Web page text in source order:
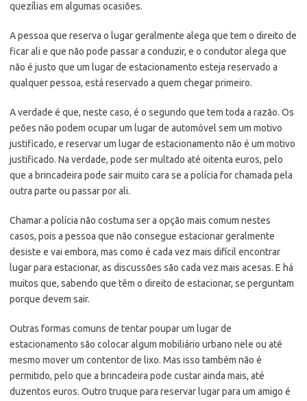
quezílias em algumas ocasiões.
A pessoa que reserva o lugar geralmente alega que tem o direito de
ficar ali e que não pode passar a conduzir, e o condutor alega que
não é justo que um lugar de estacionamento esteja reservado a
qualquer pessoa, está reservado a quem chegar primeiro.
A verdade é que, neste caso, é o segundo que tem toda a razão. Os
peões não podem ocupar um lugar de automóvel sem um motivo
justificado, e reservar um lugar de estacionamento não é um motivo
justificado. Na verdade, pode ser multado até oitenta euros, pelo
que a brincadeira pode sair muito cara se a polícia for chamada pela
outra parte ou passar por ali.
Chamar a polícia não costuma ser a opção mais comum nestes
casos, pois a pessoa que não consegue estacionar geralmente
desiste e vai embora, mas como é cada vez mais difícil encontrar
lugar para estacionar, as discussões são cada vez mais acesas. E há
muitos que, sabendo que têm o direito de estacionar, se perguntam
porque devem sair.
Outras formas comuns de tentar poupar um lugar de
estacionamento são colocar algum mobiliário urbano nele ou até
mesmo mover um contentor de lixo. Mas isso também não é
permitido, pelo que a brincadeira pode custar ainda mais, até
duzentos euros. Outro truque para reservar lugar para um amigo é